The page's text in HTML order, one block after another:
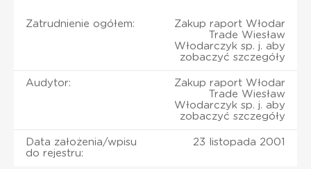
Zatrudnienie ogółem:
Zakup raport Włodar
Trade Wiesław
Włodarczyk sp. j. aby
zobaczyć szczegóły
Audytor:
Zakup raport Włodar
Trade Wiesław
Włodarczyk sp. j. aby
zobaczyć szczegóły
Data założenia/wpisu
do rejestru:
23 listopada 2001